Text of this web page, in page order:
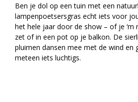
Ben je dol op een tuin met een
lampenpoetsersgras echt iets voor
het hele jaar door de show – of je ‘m
zet of in een pot op je balkon. De
pluimen dansen mee met de wind en
meteen iets luchtigs.